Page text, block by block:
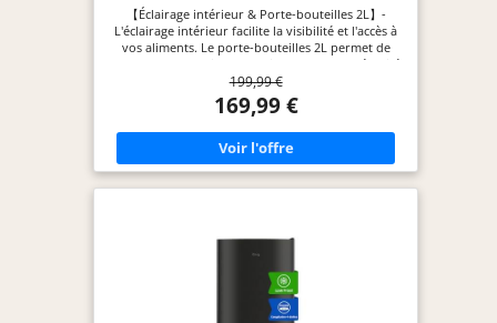
【Éclairage intérieur & Porte-bouteilles 2L】-
L'éclairage intérieur facilite la visibilité et l'accès à
vos aliments. Le porte-bouteilles 2L permet de
ranger vos bouteilles de boisson en toute sécurité
et évite tout renversement accidentel. 【Étagères
amovibles pour un rangement flexible】 – Le
réfrigérateur est équipé de 2 étagères en verre
amovibles et d'un tiroir pour organiser vos
aliments. Il permet également de ranger
facilement des articles volumineux ou de forme
irrégulière. 【Porte réversible & Taille idéale】 - La
réfrigérateur offre une performance de
refroidissement quasi silencieuse. Idéal pour les
cuisines ouvertes, les suites parentales et les
199,99 €
169,99 €